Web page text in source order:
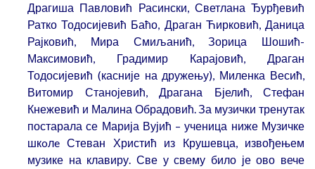
Драгиша Павловић Расински, Светлана Ђурђевић
Ратко Тодосијевић Баћо, Драган Ћирковић, Даница
Рајковић, Мира Смиљанић, Зорица Шошић-
Максимовић, Градимир Карајовић, Драган
Тодосијевић (касније на дружењу), Миленка Весић,
Витомир Станојевић, Драгана Бјелић, Стефан
Кнежевић и Малина Обрадовић. За музички тренутак
постарала се Марија Вујић – ученица ниже Музичке
шкoлe Стеван Христић из Крушевца, извођењем
музике на клавиру. Све у свему било је ово вече